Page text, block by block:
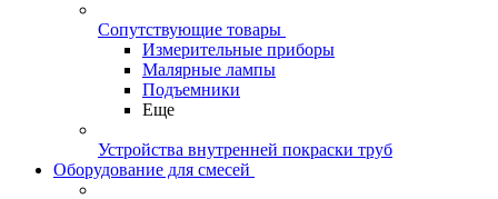
Сопутствующие товары
Измерительные приборы
Малярные лампы
Подъемники
Еще
Устройства внутренней покраски труб
Оборудование для смесей